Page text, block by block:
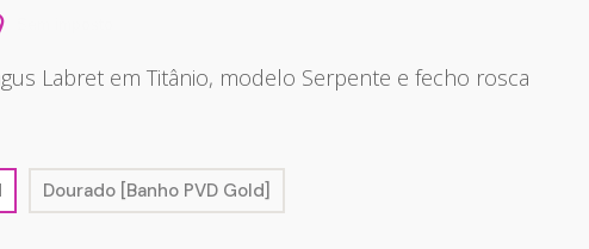
Labret em Titânio, modelo Serpente e fecho rosca
Dourado [Banho PVD Gold]